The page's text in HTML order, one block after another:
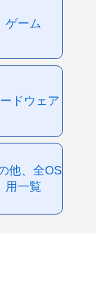
ゲーム
ドウェア
他、全OS
用一覧